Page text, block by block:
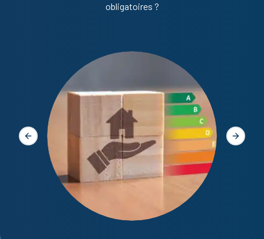
obligatoires ?
Slide précédente Slide